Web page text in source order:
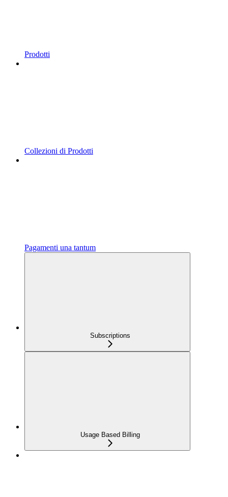
Prodotti
Collezioni di Prodotti
Pagamenti una tantum
Subscriptions
Usage Based Billing